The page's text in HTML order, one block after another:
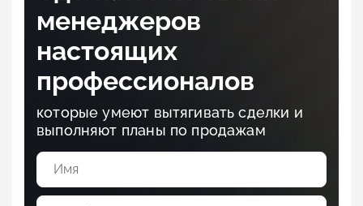
менеджеров
настоящих
профессионалов
которые умеют вытягивать сделки и
выполняют планы по продажам